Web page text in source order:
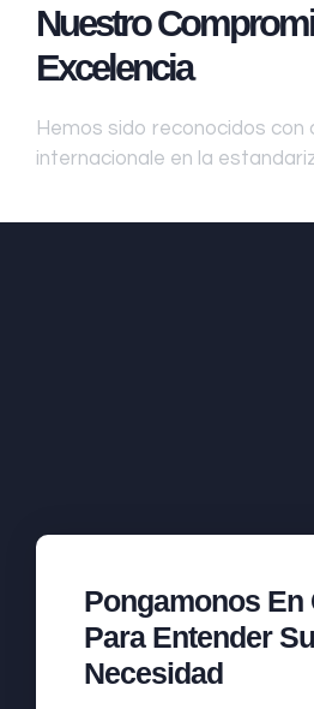
Nuestro
Excelencia
Hemos sido reconocidos con
internacionale en la
Pongamonos En
Para Entender Su
Necesidad